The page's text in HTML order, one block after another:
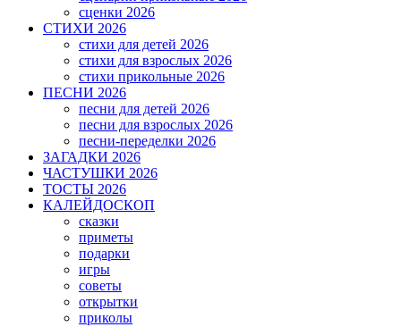
сценки 2026
СТИХИ 2026
стихи для детей 2026
стихи для взрослых 2026
стихи прикольные 2026
ПЕСНИ 2026
песни для детей 2026
песни для взрослых 2026
песни-переделки 2026
ЗАГАДКИ 2026
ЧАСТУШКИ 2026
ТОСТЫ 2026
КАЛЕЙДОСКОП
сказки
приметы
подарки
игры
советы
открытки
приколы